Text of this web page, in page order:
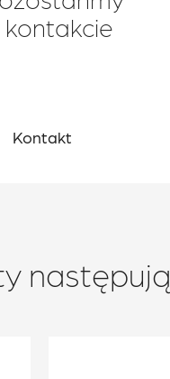
kontakcie
Kontakt